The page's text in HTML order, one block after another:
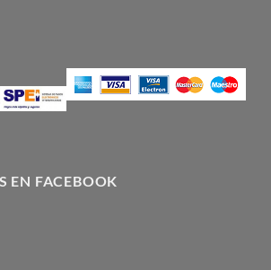
EN FACEBOOK